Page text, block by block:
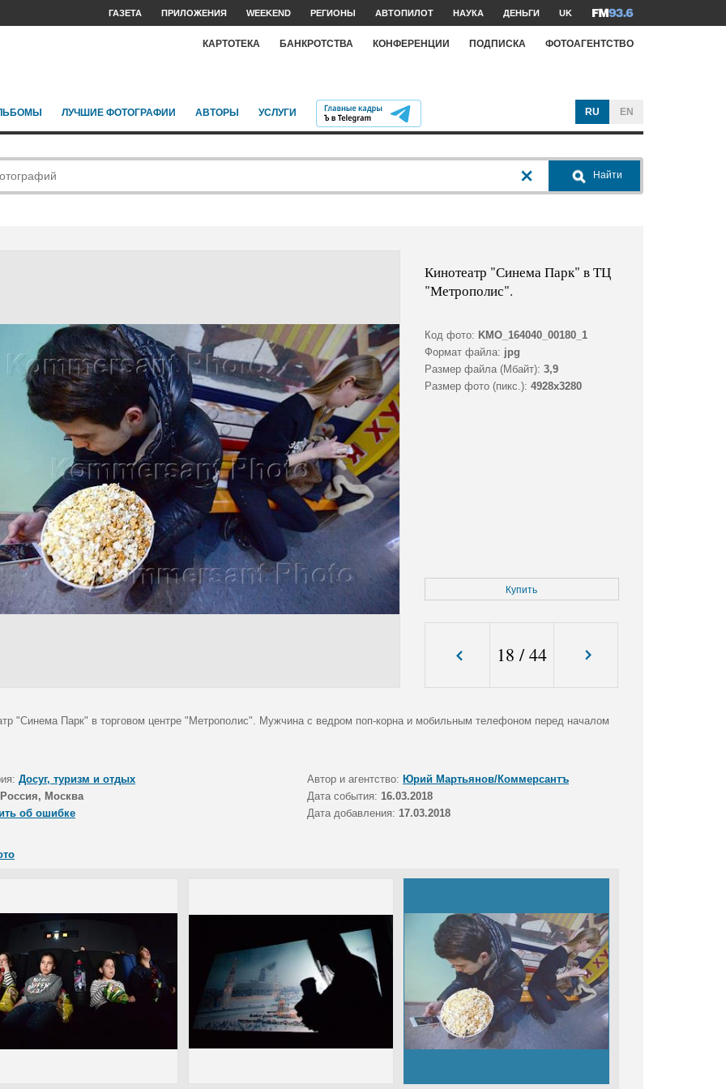
ГАЗЕТА ПРИЛОЖЕНИЯ WEEKEND РЕГИОНЫ АВТОПИЛОТ НАУКА ДЕНЬГИ UK
КАРТОТЕКА БАНКРОТСТВА КОНФЕРЕНЦИИ ПОДПИСКА ФОТОАГЕНТСТВО
ЛУЧШИЕ ФОТОГРАФИИ АВТОРЫ УСЛУГИ RU EN
Найти
Кинотеатр "Синема Парк" в ТЦ
"Метрополис".
Код фото: KMO_164040_00180_1
Формат файла: jpg
Размер файла (Мбайт): 3,9
Размер фото (пикс.): 4928x3280
Купить
18 /44
"Синема Парк" в торговом центре "Метрополис". Мужчина с ведром поп-корна и мобильным телефоном перед началом
Досуг, туризм и отдых Автор и агентство: Юрий Мартьянов/Коммерсантъ
Россия, Москва Дата события: 16.03.2018
об ошибке
Дата добавления: 17.03.2018